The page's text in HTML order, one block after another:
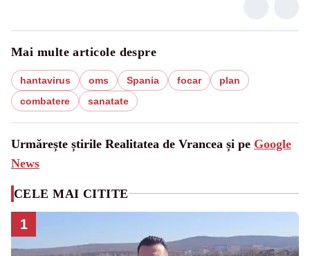
Mai multe articole despre
hantavirus oms Spania focar
plan
combatere
sanatate
Urmărește știrile Realitatea de Vrancea și pe Google
News
CELE MAI CITITE
1